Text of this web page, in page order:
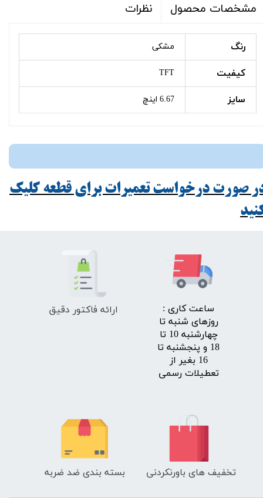
مشخصات محصول نظرات
رنگ مشکی
کیفیت TFT
سایز 6.67 اینچ
صورت درخواست تعمیرات برای قطعه کلیک
​ساعت کاری :
روزهای شنبه تا
چهارشنبه 10 تا
18 و پنجشنبه تا
16 بغیر از
تعطیلات رسمی
تخفیف های باورنکردنی بسته بندی ضد ضربه
ارائه فاکتور دقیق